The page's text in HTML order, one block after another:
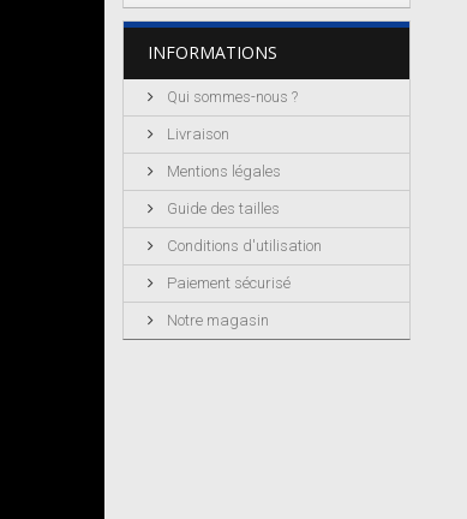
INFORMATIONS
Qui sommes-nous ?
Livraison
Mentions légales
Guide des tailles
Conditions d'utilisation
Paiement sécurisé
Notre magasin